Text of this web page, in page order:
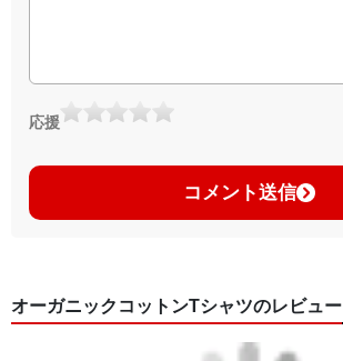
応援
コメント送信
オーガニックコットンTシャツのレビュー